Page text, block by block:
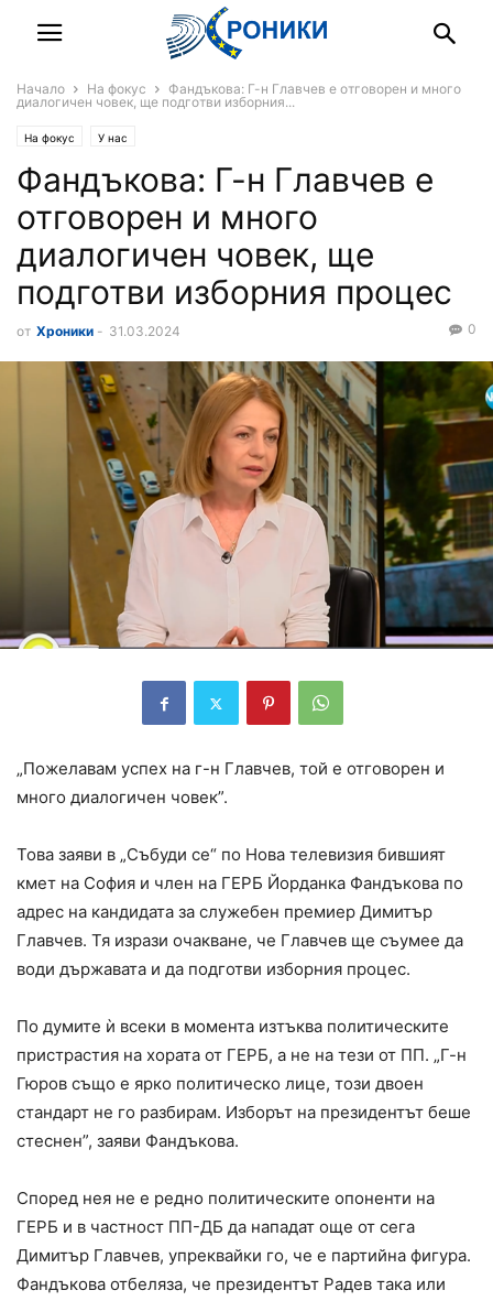
Начало На фокус
Фандъкова: Г-н Главчев е отговорен и много
диалогичен човек, ще подготви изборния...
На фокус У нас
Фандъкова: Г-н Главчев е
отговорен и много
диалогичен човек, ще
подготви изборния процес
от Хроники - 31.03.2024 0
„Пожелавам успех на г-н Главчев, той е отговорен и
много диалогичен човек”.
Това заяви в „Събуди се“ по Нова телевизия бившият
кмет на София и член на ГЕРБ Йорданка Фандъкова по
адрес на кандидата за служебен премиер Димитър
Главчев. Тя изрази очакване, че Главчев ще съумее да
води държавата и да подготви изборния процес.
По думите ѝ всеки в момента изтъква политическите
пристрастия на хората от ГЕРБ, а не на тези от ПП. „Г-н
Гюров също е ярко политическо лице, този двоен
стандарт не го разбирам. Изборът на президентът беше
стеснен”, заяви Фандъкова.
Според нея не е редно политическите опоненти на
ГЕРБ и в частност ПП-ДБ да нападат още от сега
Димитър Главчев, упреквайки го, че е партийна фигура.
Фандъкова отбеляза, че президентът Радев така или